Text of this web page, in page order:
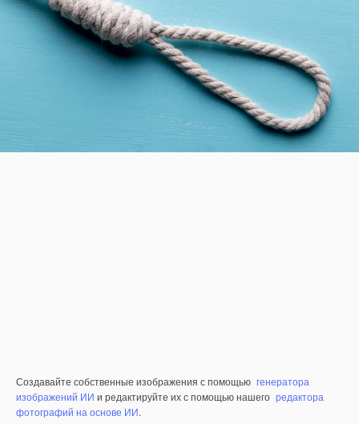
Создавайте собственные изображения с помощью генератора
изображений ИИ и редактируйте их с помощью нашего редактора
фотографий на основе ИИ.